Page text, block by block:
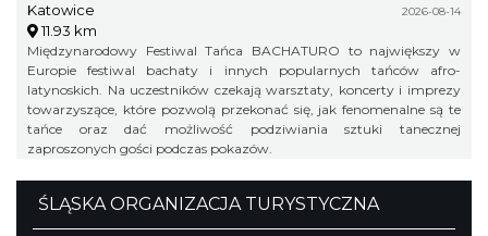
Katowice 2026-08-14
11.93 km
Międzynarodowy Festiwal Tańca BACHATURO to największy w
Europie festiwal bachaty i innych popularnych tańców afro-
latynoskich. Na uczestników czekają warsztaty, koncerty i imprezy
towarzyszące, które pozwolą przekonać się, jak fenomenalne są te
tańce oraz dać możliwość podziwiania sztuki tanecznej
zaproszonych gości podczas pokazów.
ŚLĄSKA ORGANIZACJA TURYSTYCZNA